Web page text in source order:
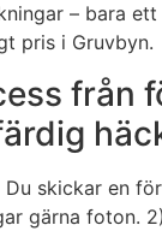
– bara
pris i Gruvbyn.
från
Du skickar en
gärna foton.